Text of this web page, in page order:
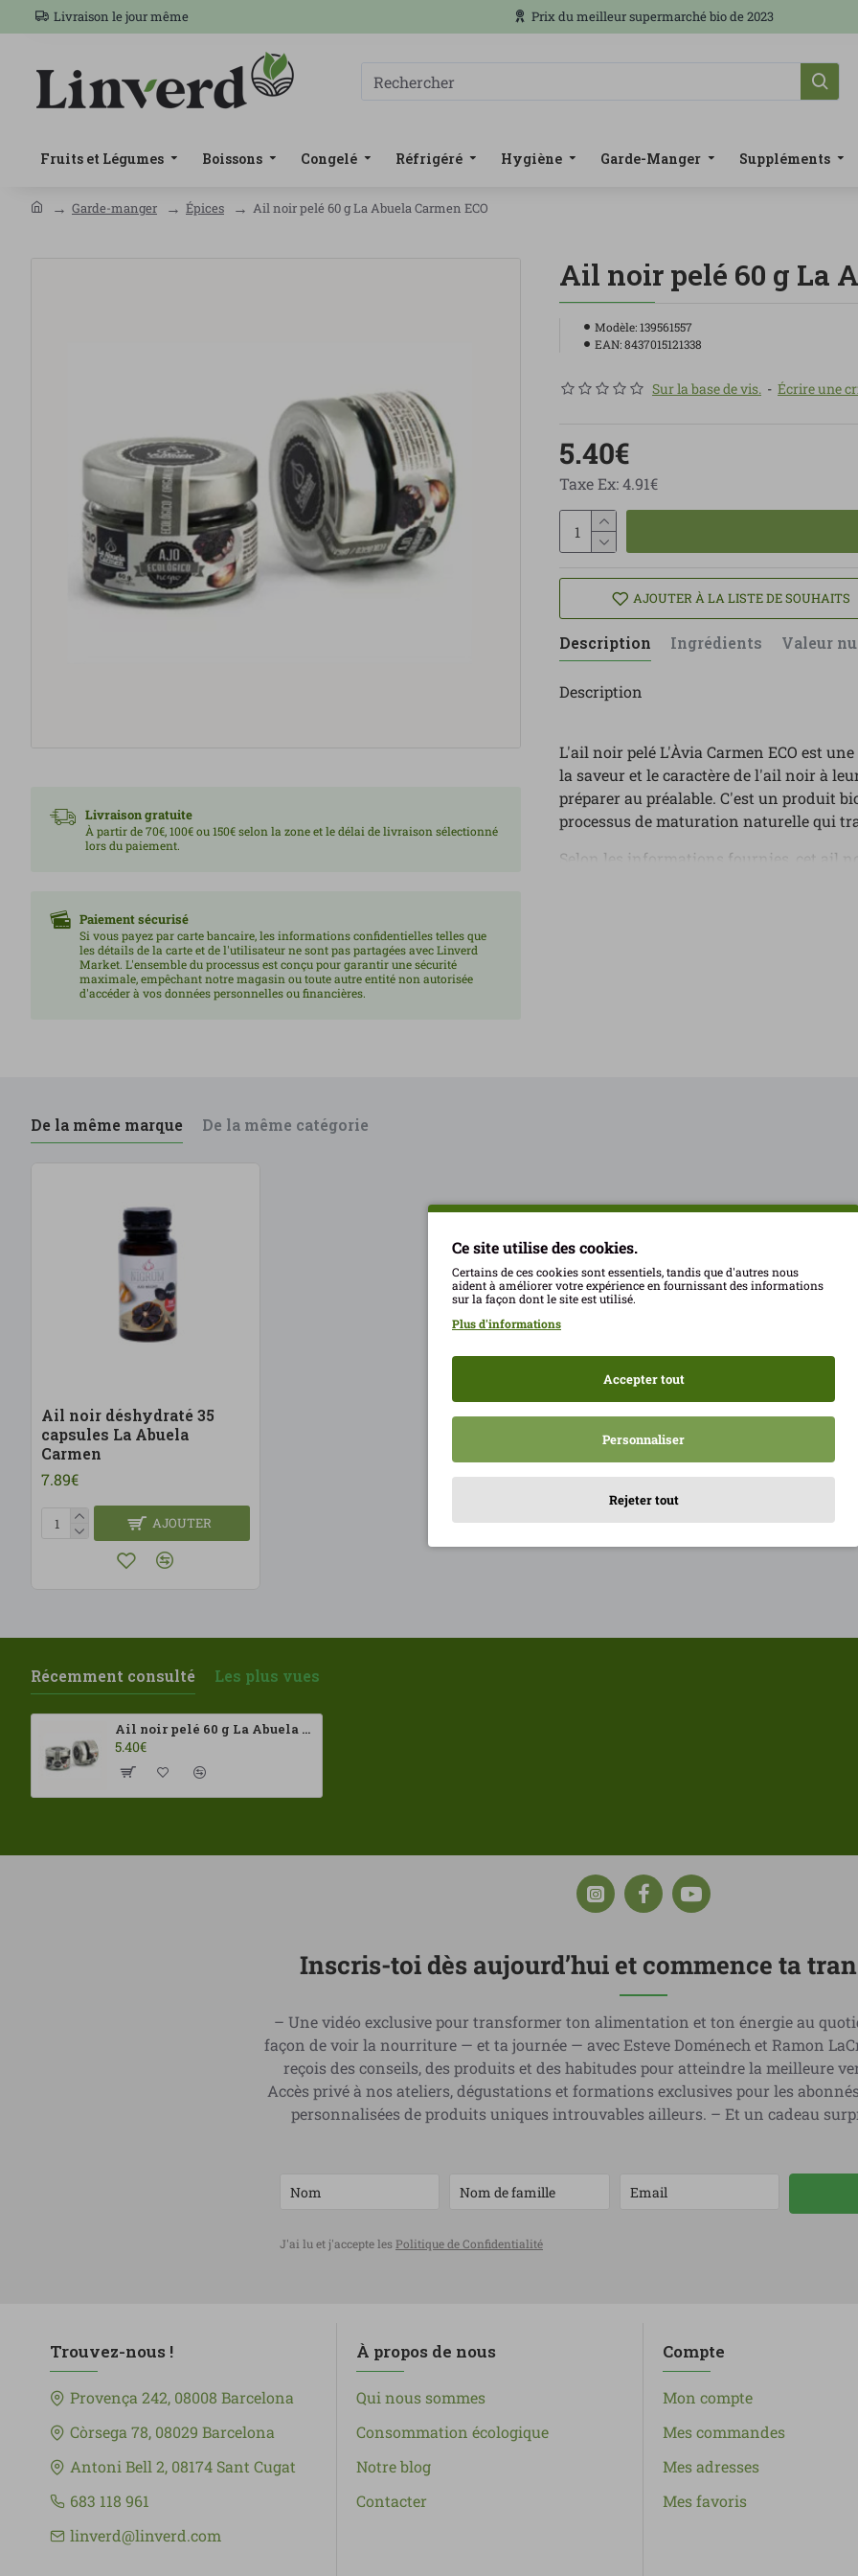
Livraison le jour même Prix du meilleur supermarché bio de 2023
Fruits et Légumes Boissons Congelé Réfrigéré Hygiène Garde-Manger Suppléments
Garde-manger Épices Ail noir pelé 60 g La Abuela Carmen ECO
Livraison gratuite
À partir de 70€, 100€ ou 150€ selon la zone et le délai de livraison sélectionné
lors du paiement.
Paiement sécurisé
Si vous payez par carte bancaire, les informations confidentielles telles que
les détails de la carte et de l'utilisateur ne sont pas partagées avec Linverd
Market. L'ensemble du processus est conçu pour garantir une sécurité
maximale, empêchant notre magasin ou toute autre entité non autorisée
d'accéder à vos données personnelles ou financières.
Ail noir pelé 60 g La
Modèle:139561557
EAN:8437015121338
Sur la base de vis. - Écrire une
5.40€
Taxe Ex: 4.91€
AJOUTER À LA LISTE DE SOUHAITS
Description Ingrédients Valeur
Description
L'ail noir pelé L'Àvia Carmen ECO est
la saveur et le caractère de l'ail noir à
préparer au préalable. C'est un produit
processus de maturation naturelle qui
Selon les informations fournies, cet ail
cette saveur délicieuse, prononcée et
culinaire de l'ail noir, un ingrédient idéal
profondeur au goût final du plat. Déjà
directement aux vinaigrettes, sauces,
suggère également une association
de citron, une proposition simple qui
cuisine de tous les jours. C'est un
recherchent un produit bio, original et
préparations. Contenu : 60 g. Code EAN :
De la même marque De la même catégorie
Ail noir déshydraté 35
capsules La Abuela
Carmen
7.89€
AJOUTER
Récemment consulté Les plus vues
Ail noir pelé 60 g La Abuela Carmen ECO
5.40€
Inscris-toi dès aujourd’hui et commence ta
– Une vidéo exclusive pour transformer ton alimentation et ton énergie au
façon de voir la nourriture — et ta journée — avec Esteve Doménech et Ramon
reçois des conseils, des produits et des habitudes pour atteindre la meilleure
Accès privé à nos ateliers, dégustations et formations exclusives pour les
personnalisées de produits uniques introuvables ailleurs. – Et un cadeau
J'ai lu et j'accepte lesPolitique de Confidentialité
Trouvez-nous !
Provença 242, 08008 Barcelona
Còrsega 78, 08029 Barcelona
Antoni Bell 2, 08174 Sant Cugat
683 118 961
linverd@linverd.com
À propos de nous
Qui nous sommes
Consommation écologique
Notre blog
Contacter
Compte
Mon compte
Mes commandes
Mes adresses
Mes favoris
Ce site utilise des cookies.
Certains de ces cookies sont essentiels, tandis que d'autres nous
aident à améliorer votre expérience en fournissant des informations
sur la façon dont le site est utilisé.
Plus d'informations
Accepter tout
Personnaliser
Rejeter tout